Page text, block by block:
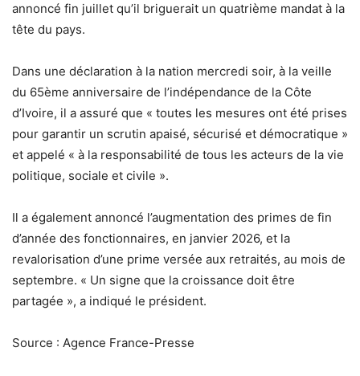
annoncé fin juillet qu’il briguerait un quatrième mandat à la
tête du pays.
Dans une déclaration à la nation mercredi soir, à la veille
du 65ème anniversaire de l’indépendance de la Côte
d’Ivoire, il a assuré que « toutes les mesures ont été prises
pour garantir un scrutin apaisé, sécurisé et démocratique »
et appelé « à la responsabilité de tous les acteurs de la vie
politique, sociale et civile ».
Il a également annoncé l’augmentation des primes de fin
d’année des fonctionnaires, en janvier 2026, et la
revalorisation d’une prime versée aux retraités, au mois de
septembre. « Un signe que la croissance doit être
partagée », a indiqué le président.
Source : Agence France-Presse